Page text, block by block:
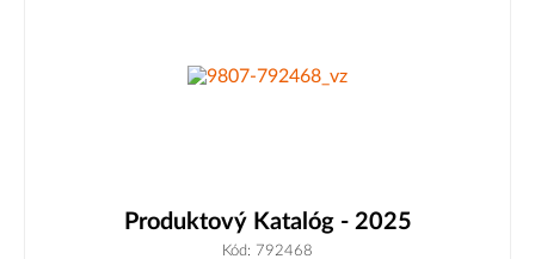
Produktový Katalóg - 2025
Kód: 792468